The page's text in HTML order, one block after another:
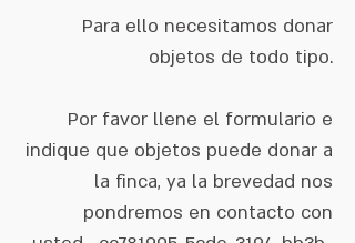
Para ello necesitamos donar
objetos de todo tipo.
Por favor llene el formulario e
indique que objetos puede donar a
la finca, ya la brevedad nos
pondremos en contacto con